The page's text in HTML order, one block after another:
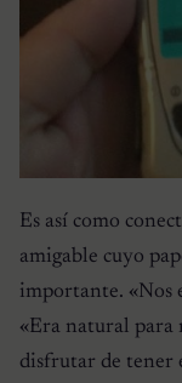
Es así como
amigable cuyo
importante. «Nos
«Era natural para
disfrutar de tener